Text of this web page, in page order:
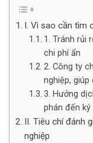
I. Vì sao cần tìm
1. Tránh rủi
chi phí ẩn
2. Công ty
nghiệp, giúp
3. Hưởng
phán đến
II. Tiêu chí đánh
nghiệp